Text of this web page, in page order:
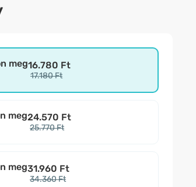
meg16.780 Ft
17.180 Ft
meg24.570 Ft
25.770 Ft
meg31.960 Ft
34.360 Ft